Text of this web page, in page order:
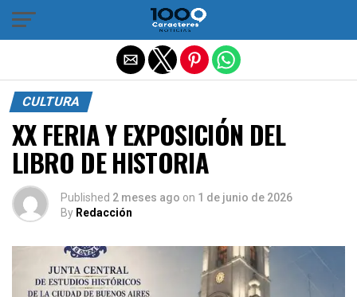
CULTURA
XX FERIA Y EXPOSICIÓN DEL
LIBRO DE HISTORIA
Published 2 meses ago on 1 de junio de 2026
By Redacción
Salir de la versión móvil